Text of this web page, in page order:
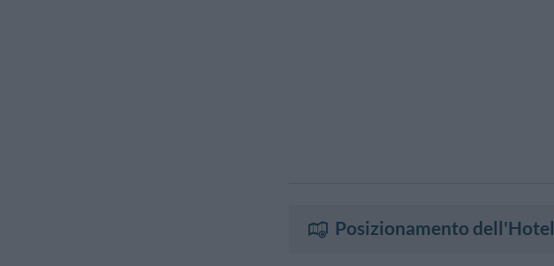
Posizionamento dell'Hotel